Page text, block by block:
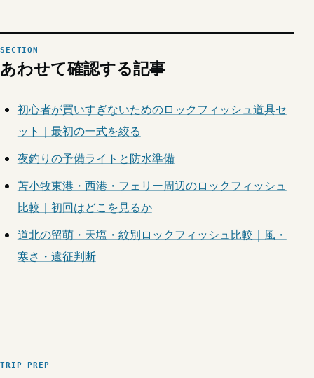
あわせて確認する記事
初心者が買いすぎないためのロックフィッシュ道具セ
ット｜最初の一式を絞る
夜釣りの予備ライトと防水準備
苫小牧東港・西港・フェリー周辺のロックフィッシュ
比較｜初回はどこを見るか
道北の留萌・天塩・紋別ロックフィッシュ比較｜風・
寒さ・遠征判断
TRIP PREP